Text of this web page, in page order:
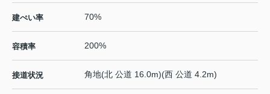
建ぺい率 70%
容積率 200%
接道状況 角地(北 公道 16.0m)(西 公道 4.2m)